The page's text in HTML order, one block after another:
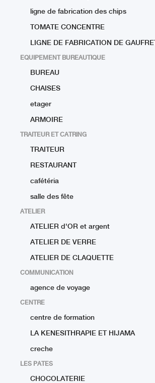
ligne de fabrication des chips
TOMATE CONCENTRE
LIGNE DE FABRICATION DE GAUFRET
EQUIPEMENT BUREAUTIQUE
BUREAU
CHAISES
etager
ARMOIRE
TRAITEUR ET CATRING
TRAITEUR
RESTAURANT
cafétéria
salle des fête
ATELIER
ATELIER d'OR et argent
ATELIER DE VERRE
ATELIER DE CLAQUETTE
COMMUNICATION
agence de voyage
CENTRE
centre de formation
LA KENESITHRAPIE ET HIJAMA
creche
LES PATES
CHOCOLATERIE